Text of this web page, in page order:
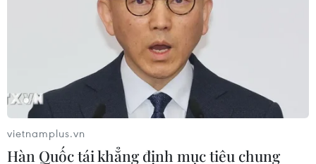
Theo nghiên cứu mới được công bố trên tạp chí
Geophysical Research Letters, Trái Đất đang nóng lên
với tốc độ khoảng 0,35 độ C mỗi thập kỷ, tốc độ nóng
hiện nhanh gần gấp đôi so với những năm 1970.
vietnamplus.vn
Hàn Quốc tái khẳng định mục tiêu chung